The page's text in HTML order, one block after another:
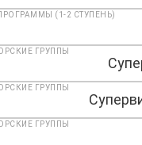
(1-2 СТУПЕНЬ)
ГРУППЫ
ГРУППЫ
ГРУППЫ